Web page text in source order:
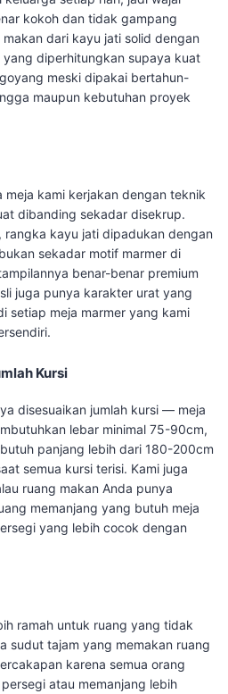
kokoh dan tidak gampang
dari kayu jati solid dengan
diperhitungkan supaya kuat
meski dipakai bertahun-
maupun kebutuhan proyek
kami kerjakan dengan teknik
dibanding sekadar disekrup.
rangka kayu jati dipadukan dengan
sekadar motif marmer di
benar-benar premium
juga punya karakter urat yang
setiap meja marmer yang kami
Kursi
disesuaikan jumlah kursi — meja
lebar minimal 75-90cm,
panjang lebih dari 180-200cm
semua kursi terisi. Kami juga
ruang makan Anda punya
memanjang yang butuh meja
yang lebih cocok dengan
ramah untuk ruang yang tidak
sudut tajam yang memakan ruang
karena semua orang
atau memanjang lebih